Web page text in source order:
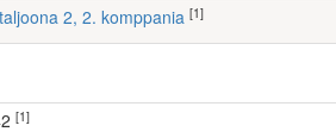
2, 2. komppania [1]
[1]